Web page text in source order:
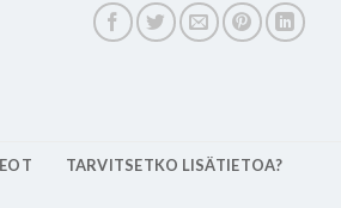
TARVITSETKO LISÄTIETOA?